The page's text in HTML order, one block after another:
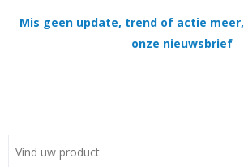
Mis geen update, trend of actie meer,
onze nieuwsbrief
Contact